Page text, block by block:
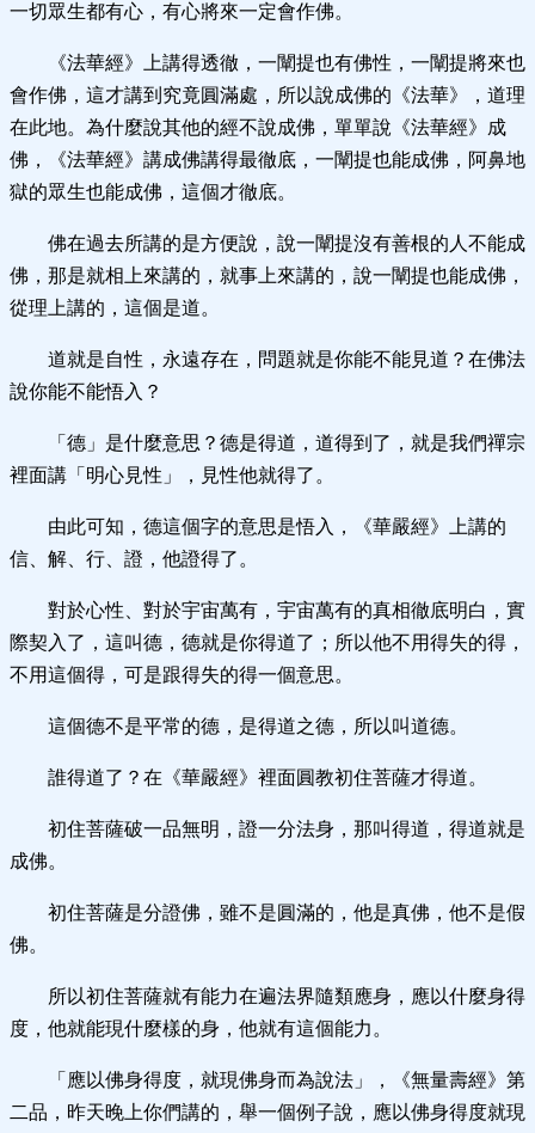
一切眾生都有心，有心將來一定會作佛。
《法華經》上講得透徹，一闡提也有佛性，一闡提將來也
會作佛，這才講到究竟圓滿處，所以說成佛的《法華》，道理
在此地。為什麼說其他的經不說成佛，單單說《法華經》成
佛，《法華經》講成佛講得最徹底，一闡提也能成佛，阿鼻地
獄的眾生也能成佛，這個才徹底。
佛在過去所講的是方便說，說一闡提沒有善根的人不能成
佛，那是就相上來講的，就事上來講的，說一闡提也能成佛，
從理上講的，這個是道。
道就是自性，永遠存在，問題就是你能不能見道？在佛法
說你能不能悟入？
「德」是什麼意思？德是得道，道得到了，就是我們禪宗
裡面講「明心見性」，見性他就得了。
由此可知，德這個字的意思是悟入，《華嚴經》上講的
信、解、行、證，他證得了。
對於心性、對於宇宙萬有，宇宙萬有的真相徹底明白，實
際契入了，這叫德，德就是你得道了；所以他不用得失的得，
不用這個得，可是跟得失的得一個意思。
這個德不是平常的德，是得道之德，所以叫道德。
誰得道了？在《華嚴經》裡面圓教初住菩薩才得道。
初住菩薩破一品無明，證一分法身，那叫得道，得道就是
成佛。
初住菩薩是分證佛，雖不是圓滿的，他是真佛，他不是假
佛。
所以初住菩薩就有能力在遍法界隨類應身，應以什麼身得
度，他就能現什麼樣的身，他就有這個能力。
「應以佛身得度，就現佛身而為說法」，《無量壽經》第
二品，昨天晚上你們講的，舉一個例子說，應以佛身得度就現